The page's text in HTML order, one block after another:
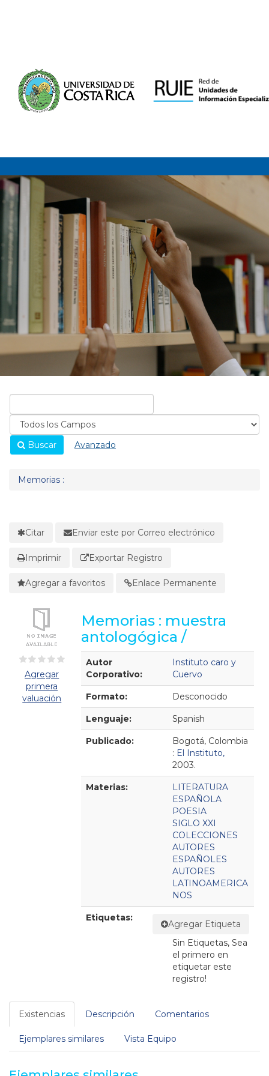
Buscar Avanzado
Memorias :
Citar Enviar este por Correo electrónico
Imprimir Exportar Registro
Agregar a favoritos Enlace Permanente
Agregar
primera
valuación
Memorias : muestra
antologógica /
Detalles Bibliográficos
Autor
Corporativo:
Instituto caro y
Cuervo
Formato: Desconocido
Lenguaje: Spanish
Publicado:
Bogotá, Colombia
: El Instituto,
2003.
Materias:
LITERATURA
ESPAÑOLA
POESIA
SIGLO XXI
COLECCIONES
AUTORES
ESPAÑOLES
AUTORES
LATINOAMERICA
NOS
Etiquetas:
Agregar Etiqueta
Sin Etiquetas, Sea
el primero en
etiquetar este
registro!
Existencias Descripción Comentarios
Ejemplares similares Vista Equipo